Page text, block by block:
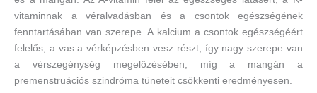
vitaminnak a véralvadásban és a csontok egészségének
fenntartásában van szerepe. A kalcium a csontok egészségéért
felelős, a vas a vérképzésben vesz részt, így nagy szerepe van
a vérszegénység megelőzésében, míg a mangán a
premenstruációs szindróma tüneteit csökkenti eredményesen.